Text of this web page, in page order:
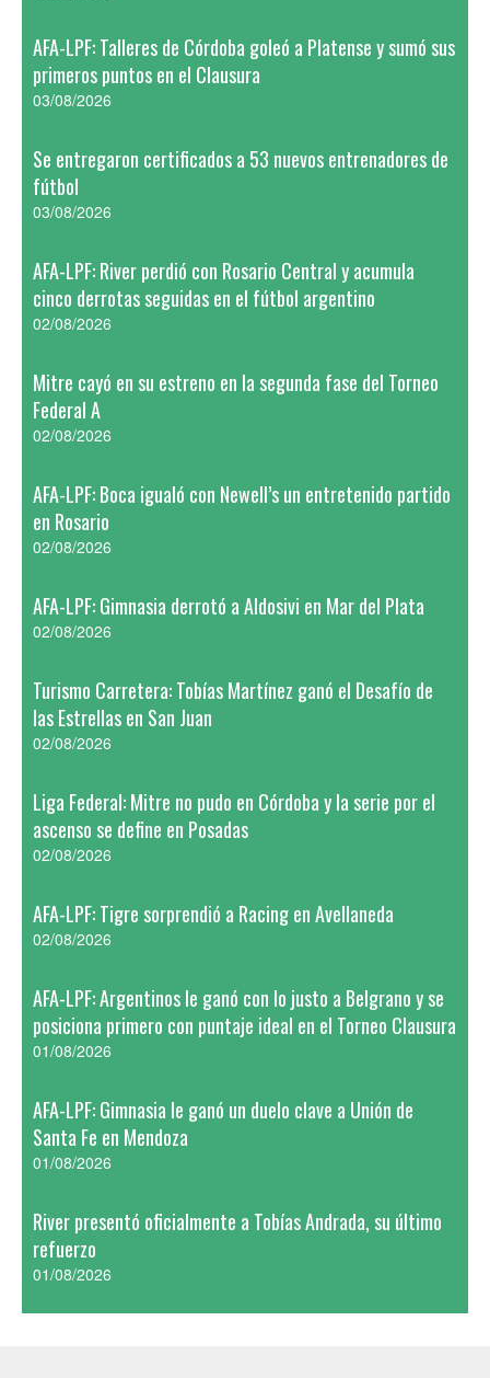
AFA-LPF: Talleres de Córdoba goleó a Platense y sumó sus
primeros puntos en el Clausura
03/08/2026
Se entregaron certificados a 53 nuevos entrenadores de
fútbol
03/08/2026
AFA-LPF: River perdió con Rosario Central y acumula
cinco derrotas seguidas en el fútbol argentino
02/08/2026
Mitre cayó en su estreno en la segunda fase del Torneo
Federal A
02/08/2026
AFA-LPF: Boca igualó con Newell’s un entretenido partido
en Rosario
02/08/2026
AFA-LPF: Gimnasia derrotó a Aldosivi en Mar del Plata
02/08/2026
Turismo Carretera: Tobías Martínez ganó el Desafío de
las Estrellas en San Juan
02/08/2026
Liga Federal: Mitre no pudo en Córdoba y la serie por el
ascenso se define en Posadas
02/08/2026
AFA-LPF: Tigre sorprendió a Racing en Avellaneda
02/08/2026
AFA-LPF: Argentinos le ganó con lo justo a Belgrano y se
posiciona primero con puntaje ideal en el Torneo Clausura
01/08/2026
AFA-LPF: Gimnasia le ganó un duelo clave a Unión de
Santa Fe en Mendoza
01/08/2026
River presentó oficialmente a Tobías Andrada, su último
refuerzo
01/08/2026